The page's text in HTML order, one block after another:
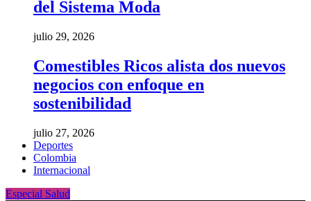
del Sistema Moda
julio 29, 2026
Comestibles Ricos alista dos nuevos
negocios con enfoque en
sostenibilidad
julio 27, 2026
Deportes
Colombia
Internacional
Especial Salud